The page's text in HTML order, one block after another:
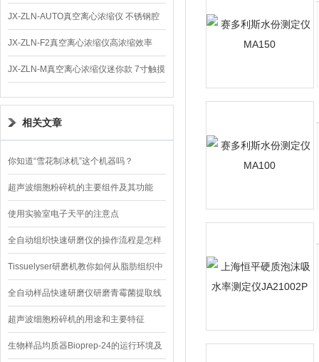
仪 低温功能
JX-ZLN-AUTO真空离心浓缩仪 不锈钢腔
体
JX-ZLN-F2真空离心浓缩仪高浓缩效率
JX-ZLN-M真空离心浓缩仪迷你款 7寸触摸
屏
相关文章
你知道“雪花制冰机”这个机器吗？
超声波细胞粉碎机的主要组件及其功能
使用实验室电子天平的注意点
全自动组织快速研磨仪的操作流程是怎样
的？
Tissuelyser研磨机教你如何从脂肪组织中
提取RNA
全自动样品快速研磨仪研磨青霉菌提取线
粒体实验
超声波细胞粉碎机的用途和主要特征
生物样品均质器Bioprep-24的运行环境及